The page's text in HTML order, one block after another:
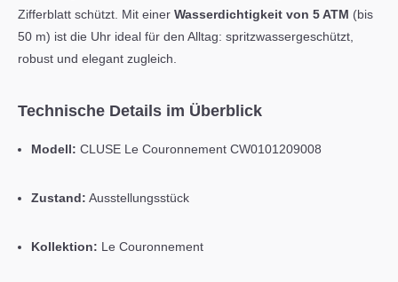
Zifferblatt schützt. Mit einer Wasserdichtigkeit von 5 ATM (bis
50 m) ist die Uhr ideal für den Alltag: spritzwassergeschützt,
robust und elegant zugleich.
Technische Details im Überblick
Modell: CLUSE Le Couronnement CW0101209008
Zustand: Ausstellungsstück
Kollektion: Le Couronnement